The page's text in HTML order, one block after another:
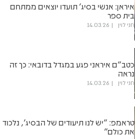
איראן: אנשי בסיג' תועדו יוצאים ממתחם
בית ספר
חני לוין 14.03.26
כטב"ם איראני פגע במגדל בדובאי: כך זה
נראה
חני לוין 14.03.26
טראמפ: "יש לנו תיעודים של הבסיג', נלכוד
את כולם"